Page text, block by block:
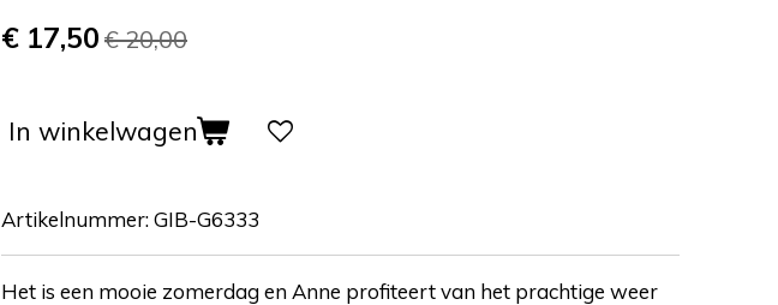
€ 17,50 € 20,00
In winkelwagen
Artikelnummer:GIB-G6333
Het is een mooie zomerdag en Anne profiteert van het prachtige weer